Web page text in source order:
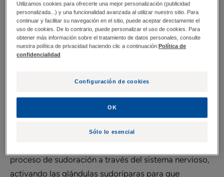
Nuestro cuerpo produce calor de forma natural, pero
cuando la temperatura interna aumenta, tras un
esfuerzo físico, por ejemplo, el proceso de sudoración
se activa para evitar el sobrecalentamiento.
El hipotálamo, una zona del cerebro, es responsable
de este proceso de termorregulación y actúa como
una especie de termostato central. Cuando la
proceso de sudoración a través del sistema nervioso,
activando las glándulas sudoríparas para que
Utilizamos cookies para ofrecerle una mejor personalización (publicidad
personalizada...) y una funcionalidad avanzada al utilizar nuestro sitio. Para
continuar y facilitar su navegación en el sitio, puede aceptar directamente el
uso de cookies. De lo contrario, puede personalizar el uso de cookies. Para
obtener más información sobre el tratamiento de datos personales, consulte
nuestra política de privacidad haciendo clic a continuación:Política de
confidencialidad
Configuración de cookies
Sólo lo esencial
OK